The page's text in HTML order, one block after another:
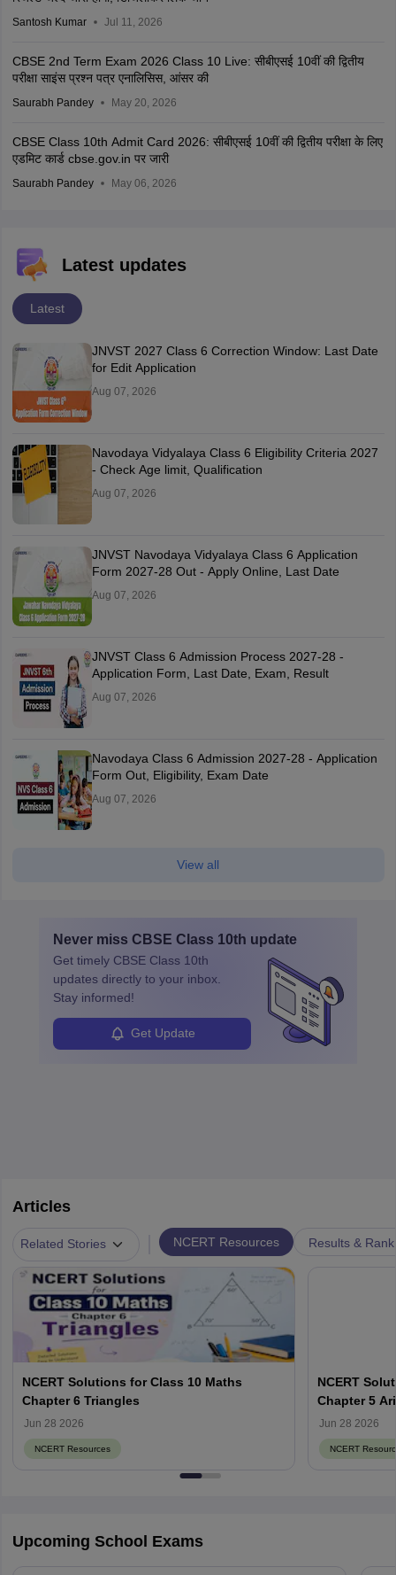
Santosh Kumar Jul 11, 2026
CBSE 2nd Term Exam 2026 Class 10 Live: सीबीएसई 10वीं की द्वितीय
परीक्षा साइंस प्रश्न पत्र एनालिसिस, आंसर की
Saurabh Pandey May 20, 2026
CBSE Class 10th Admit Card 2026: सीबीएसई 10वीं की द्वितीय परीक्षा के लिए
एडमिट कार्ड cbse.gov.in पर जारी
Saurabh Pandey May 06, 2026
Latest updates
Latest
JNVST 2027 Class 6 Correction Window: Last Date
for Edit Application
Aug 07, 2026
Navodaya Vidyalaya Class 6 Eligibility Criteria 2027
- Check Age limit, Qualification
Aug 07, 2026
JNVST Navodaya Vidyalaya Class 6 Application
Form 2027-28 Out - Apply Online, Last Date
Aug 07, 2026
JNVST Class 6 Admission Process 2027-28 -
Application Form, Last Date, Exam, Result
Aug 07, 2026
Navodaya Class 6 Admission 2027-28 - Application
Form Out, Eligibility, Exam Date
Aug 07, 2026
View all
Never miss CBSE Class 10th update
Get timely CBSE Class 10th
updates directly to your inbox.
Stay informed!
Get Update
Articles
Related Stories NCERT Resources Results &
NCERT Solutions for Class 10 Maths
Chapter 6 Triangles
Jun 28 2026
NCERT Resources
NCERT
Chapter 5
Jun 28 2026
NCERT
Upcoming School Exams